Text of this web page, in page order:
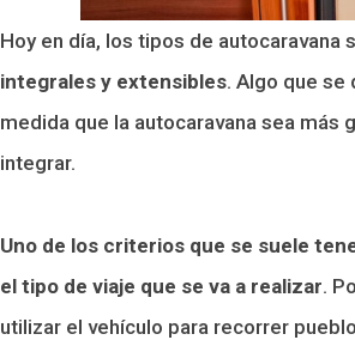
Hoy en día, los tipos de autocaravana
integrales y extensibles. Algo que se
medida que la autocaravana sea más
integrar.
Uno de los criterios que se suele
el tipo de viaje que se va a realizar.
utilizar el vehículo para recorrer